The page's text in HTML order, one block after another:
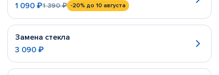
1 090 ₽1 390 ₽ -20% до 10 августа
Замена стекла
3 090 ₽